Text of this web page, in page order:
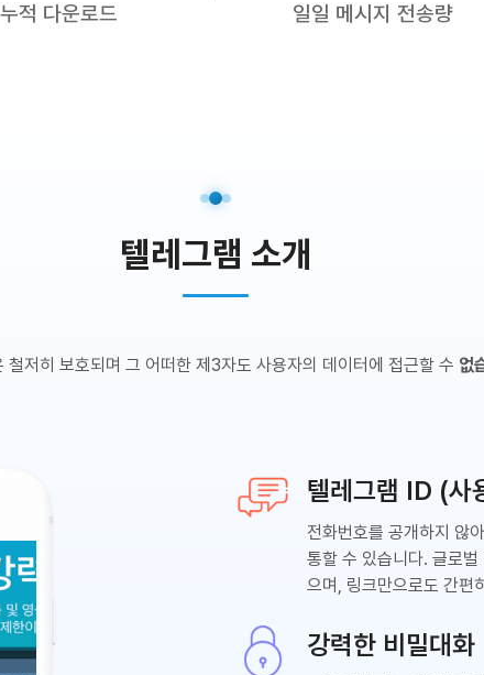
누적 다운로드 일일 메시지 전송량
텔레그램 소개
철저히 보호되며 그 어떠한 제3자도 사용자의 데이터에 접근할 수 없
텔레그램 ID (사
전화번호를 공개하지 않
통할 수 있습니다. 글로
으며, 링크만으로도 간편
강력한 비밀대화